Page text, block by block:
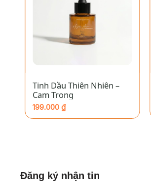
Tinh Dầu Thiên Nhiên –
Cam Trong
199.000₫
Đăng ký nhận tin